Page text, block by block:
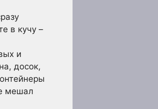
в кучу –
и
досок,
мешал